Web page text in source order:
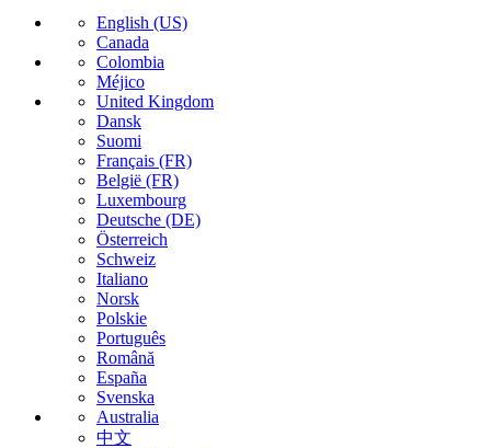
English (US)
Canada
Colombia
Méjico
United Kingdom
Dansk
Suomi
Français (FR)
België (FR)
Luxembourg
Deutsche (DE)
Österreich
Schweiz
Italiano
Norsk
Polskie
Português
Română
España
Svenska
Australia
中文